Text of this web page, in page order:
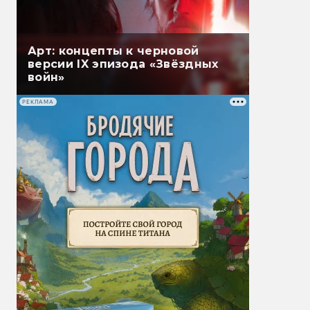
Арт: концепты к черновой
версии IX эпизода «Звёздных
войн»
РЕКЛАМА